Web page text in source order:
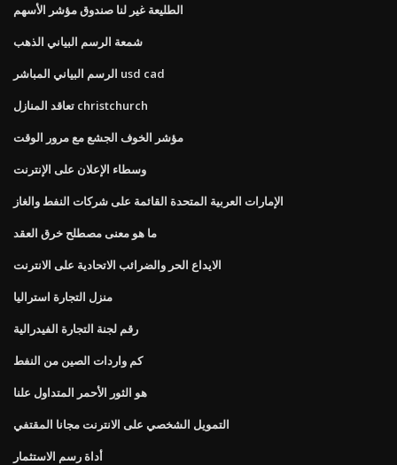
الطليعة غير لنا صندوق مؤشر الأسهم
شمعة الرسم البياني الذهب
الرسم البياني المباشر usd cad
تعاقد المنازل christchurch
مؤشر الخوف الجشع مع مرور الوقت
وسطاء الإعلان على الإنترنت
الإمارات العربية المتحدة القائمة على شركات النفط والغاز
ما هو معنى مصطلح خرق العقد
الايداع الحر والضرائب الاتحادية على الانترنت
منزل التجارة استراليا
رقم لجنة التجارة الفيدرالية
كم واردات الصين من النفط
هو الثور الأحمر المتداول علنا
التمويل الشخصي على الانترنت مجانا المقتفي
أداة رسم الاستثمار